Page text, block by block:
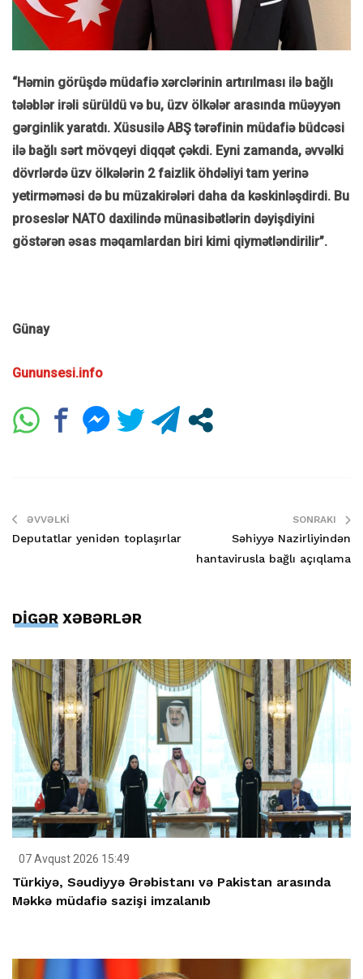
“Həmin görüşdə müdafiə xərclərinin artırılması ilə bağlı
tələblər irəli sürüldü və bu, üzv ölkələr arasında müəyyən
gərginlik yaratdı. Xüsusilə ABŞ tərəfinin müdafiə büdcəsi
ilə bağlı sərt mövqeyi diqqət çəkdi. Eyni zamanda, əvvəlki
dövrlərdə üzv ölkələrin 2 faizlik öhdəliyi tam yerinə
yetirməməsi də bu müzakirələri daha da kəskinləşdirdi. Bu
proseslər NATO daxilində münasibətlərin dəyişdiyini
göstərən əsas məqamlardan biri kimi qiymətləndirilir”.
Günay
Gununsesi.info
ƏVVƏLKI
Deputatlar yenidən toplaşırlar
SONRAKI
Səhiyyə Nazirliyindən
hantavirusla bağlı açıqlama
DİGƏR XƏBƏRLƏR
07 Avqust 2026 15:49
Türkiyə, Səudiyyə Ərəbistanı və Pakistan arasında
Məkkə müdafiə sazişi imzalanıb